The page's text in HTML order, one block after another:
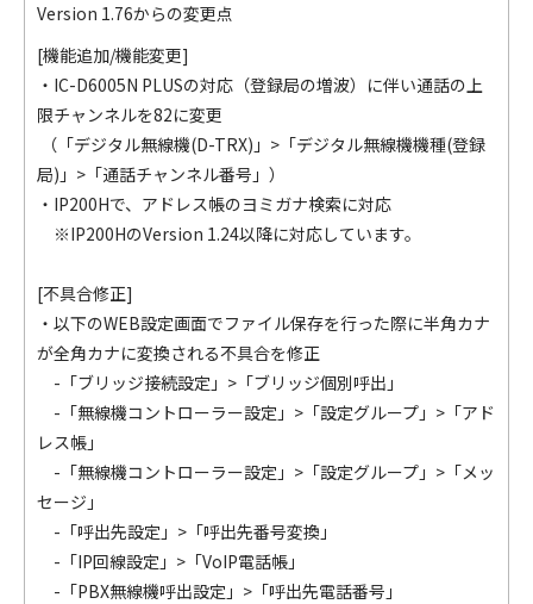
Version 1.76からの変更点
[機能追加/機能変更]
・IC-D6005N PLUSの対応（登録局の増波）に伴い通話の上
限チャンネルを82に変更
（「デジタル無線機(D-TRX)」>「デジタル無線機機種(登録
局)」>「通話チャンネル番号」）
・IP200Hで、アドレス帳のヨミガナ検索に対応
※IP200HのVersion 1.24以降に対応しています。
[不具合修正]
・以下のWEB設定画面でファイル保存を行った際に半角カナ
が全角カナに変換される不具合を修正
-「ブリッジ接続設定」>「ブリッジ個別呼出」
-「無線機コントローラー設定」>「設定グループ」>「アド
レス帳」
-「無線機コントローラー設定」>「設定グループ」>「メッ
セージ」
-「呼出先設定」>「呼出先番号変換」
-「IP回線設定」>「VoIP電話帳」
-「PBX無線機呼出設定」>「呼出先電話番号」